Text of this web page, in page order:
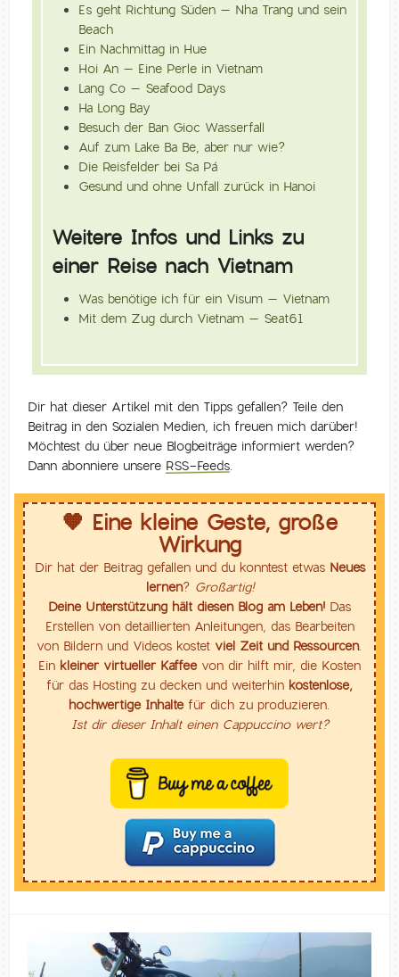
Es geht Richtung Süden – Nha Trang und sein
Beach
Ein Nachmittag in Hue
Hoi An – Eine Perle in Vietnam
Lang Co – Seafood Days
Ha Long Bay
Besuch der Ban Gioc Wasserfall
Auf zum Lake Ba Be, aber nur wie?
Die Reisfelder bei Sa Pá
Gesund und ohne Unfall zurück in Hanoi
Weitere Infos und Links zu
einer Reise nach Vietnam
Was benötige ich für ein Visum – Vietnam
Mit dem Zug durch Vietnam – Seat61
Dir hat dieser Artikel mit den Tipps gefallen? Teile den
Beitrag in den Sozialen Medien, ich freuen mich darüber!
Möchtest du über neue Blogbeiträge informiert werden?
Dann abonniere unsere RSS-Feeds
🧡 Eine kleine Geste, große
Wirkung
Dir hat der Beitrag gefallen und du konntest etwas Neues
lernen? Großartig!
Deine Unterstützung hält diesen Blog am Leben! Das
Erstellen von detaillierten Anleitungen, das Bearbeiten
von Bildern und Videos kostet viel Zeit und Ressourcen.
Ein kleiner virtueller Kaffeevon dir hilft mir, die Kosten
für das Hosting zu decken und weiterhin kostenlose,
hochwertige Inhaltefür dich zu produzieren.
Ist dir dieser Inhalt einen Cappuccino wert?